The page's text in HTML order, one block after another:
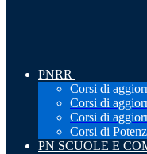
PNRR
Corsi di
Corsi di
Corsi di
Corsi di
PN SCUOLE E